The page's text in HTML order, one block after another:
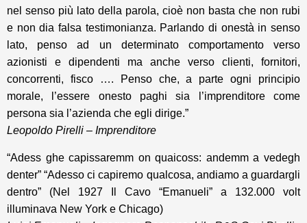
nel senso più lato della parola, cioè non basta che non rubi
e non dia falsa testimonianza. Parlando di onestà in senso
lato, penso ad un determinato comportamento verso
azionisti e dipendenti ma anche verso clienti, fornitori,
concorrenti, fisco …. Penso che, a parte ogni principio
morale, l’essere onesto paghi sia l’imprenditore come
persona sia l’azienda che egli dirige.”
Leopoldo Pirelli – Imprenditore
“Adess ghe capissaremm on quaicoss: andemm a vedegh
denter” “Adesso ci capiremo qualcosa, andiamo a guardargli
dentro” (Nel 1927 Il Cavo “Emanueli” a 132.000 volt
illuminava New York e Chicago)